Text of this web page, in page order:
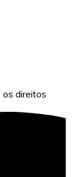
direitos